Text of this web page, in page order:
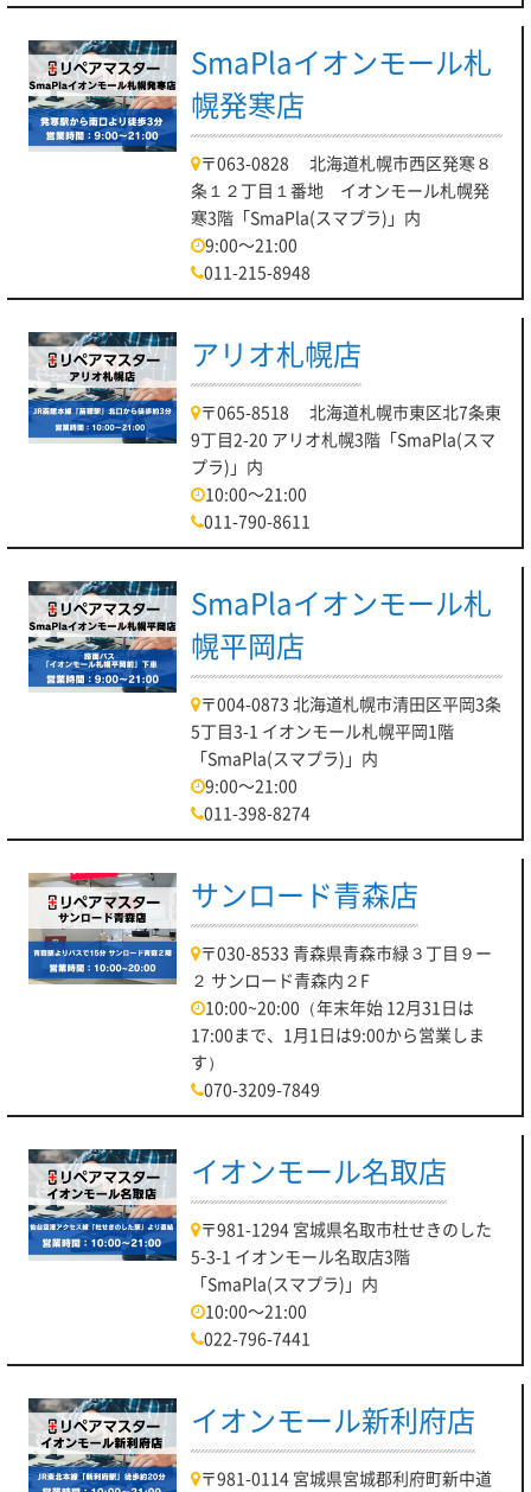
SmaPlaイオンモール札
幌発寒店
〒063-0828 北海道札幌市西区発寒８
条１２丁目１番地 イオンモール札幌発
寒3階「SmaPla(スマプラ)」内
9:00～21:00
011-215-8948
アリオ札幌店
〒065-8518 北海道札幌市東区北7条東
9丁目2-20 アリオ札幌3階「SmaPla(スマ
プラ)」内
10:00～21:00
011-790-8611
SmaPlaイオンモール札
幌平岡店
〒004-0873 北海道札幌市清田区平岡3条
5丁目3-1 イオンモール札幌平岡1階
「SmaPla(スマプラ)」内
9:00～21:00
011-398-8274
サンロード青森店
〒030-8533 青森県青森市緑３丁目９ー
２ サンロード青森内２F
10:00~20:00（年末年始 12月31日は
17:00まで、1月1日は9:00から営業しま
す）
070-3209-7849
イオンモール名取店
〒981-1294 宮城県名取市杜せきのした
5-3-1 イオンモール名取店3階
「SmaPla(スマプラ)」内
10:00～21:00
022-796-7441
イオンモール新利府店
〒981-0114 宮城県宮城郡利府町新中道